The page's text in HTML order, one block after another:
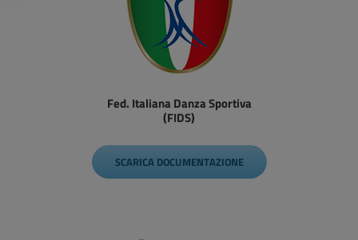
Fed. Italiana Danza Sportiva
(FIDS)
SCARICA DOCUMENTAZIONE